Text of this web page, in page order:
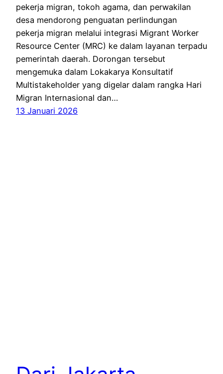
pekerja migran, tokoh agama, dan perwakilan
desa mendorong penguatan perlindungan
pekerja migran melalui integrasi Migrant Worker
Resource Center (MRC) ke dalam layanan terpadu
pemerintah daerah. Dorongan tersebut
mengemuka dalam Lokakarya Konsultatif
Multistakeholder yang digelar dalam rangka Hari
Migran Internasional dan…
13 Januari 2026